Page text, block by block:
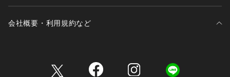
会社概要・利用規約など